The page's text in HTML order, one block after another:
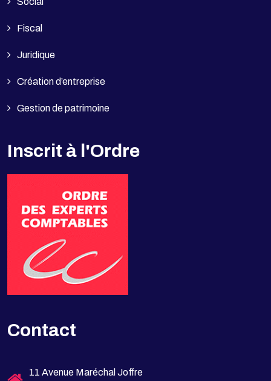
Fiscal
Juridique
Création d’entreprise
Gestion de patrimoine
Inscrit à l'Ordre
Contact
11 Avenue Maréchal Joffre